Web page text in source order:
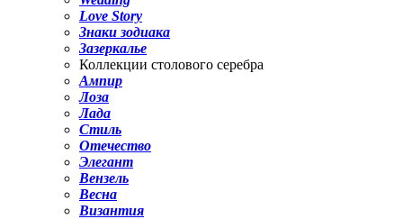
Love Story
Знаки зодиака
Зазеркалье
Коллекции столового серебра
Ампир
Лоза
Лада
Стиль
Отечество
Элегант
Вензель
Весна
Византия